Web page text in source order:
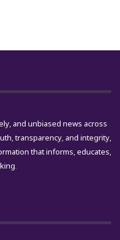
and unbiased news across
transparency, and integrity,
that informs, educates,